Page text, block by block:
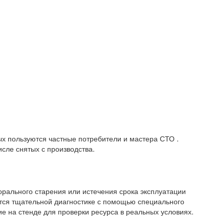
пользуются частные потребители и мастера СТО .
снятых с производства.
старения или истечения срока эксплуатации
тщательной диагностике с помощью специального
на стенде для проверки ресурса в реальных условиях.